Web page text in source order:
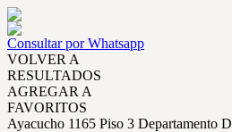
Consultar por Whatsapp
VOLVER A
RESULTADOS
AGREGAR A
FAVORITOS
Ayacucho 1165 Piso 3 Departamento D